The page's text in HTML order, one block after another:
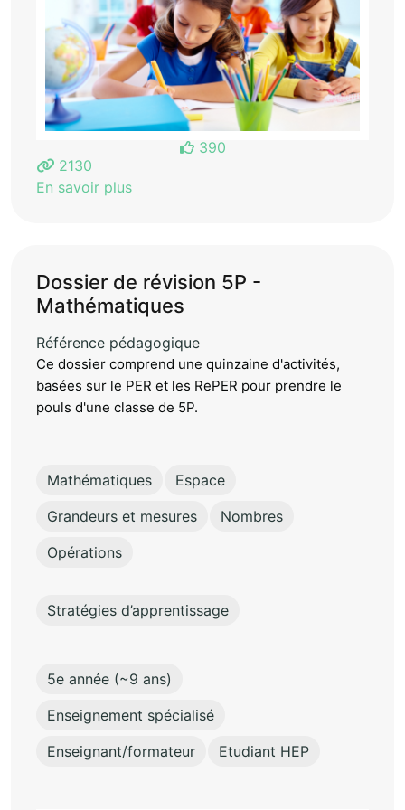
390
2130
En savoir plus
Dossier de révision 5P -
Mathématiques
Référence pédagogique
Ce dossier comprend une quinzaine d'activités,
basées sur le PER et les RePER pour prendre le
pouls d'une classe de 5P.
Mathématiques
Espace
Grandeurs et mesures
Nombres
Opérations
Stratégies d’apprentissage
5e année (~9 ans)
Enseignement spécialisé
Enseignant/formateur
Etudiant HEP